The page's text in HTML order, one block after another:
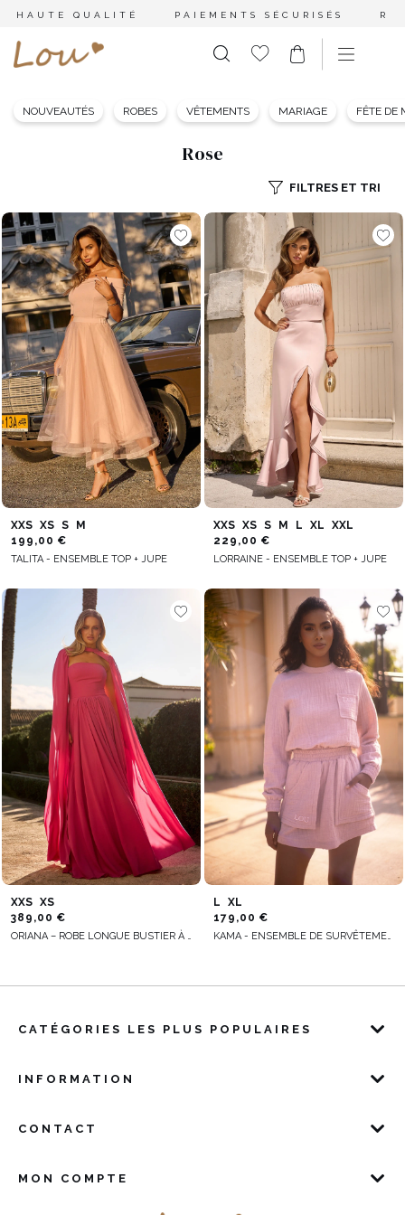
HAUTE QUALITÉ PAIEMENTS SÉCURISÉS
NOUVEAUTÉS ROBES VÊTEMENTS MARIAGE FÊTE DE
Rose
FILTRES ET TRI
XXS XS S
M
199,00 €
TALITA - ENSEMBLE TOP + JUPE
XXS XS S M L XL
XXL
229,00 €
LORRAINE - ENSEMBLE TOP + JUPE
XXS XS
389,00 €
ORIANA – ROBE LONGUE BUSTIER À MANCHES AMPLES
L
XL
179,00 €
KAMA - ENSEMBLE DE SURVÊTEMENT ROSE AVEC MINI-JUPE ET BRODERIE
CATÉGORIES LES PLUS POPULAIRES
INFORMATION
CONTACT
MON COMPTE